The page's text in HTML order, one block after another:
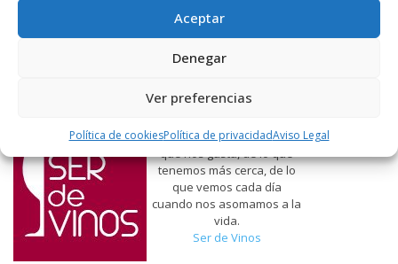
Aceptar
Denegar
Ver preferencias
Política de cookiesPolítica de privacidadAviso Legal
Hablamos de vinos, de lo
que nos gusta, de lo que
tenemos más cerca, de lo
que vemos cada día
cuando nos asomamos a la
vida.
Ser de Vinos